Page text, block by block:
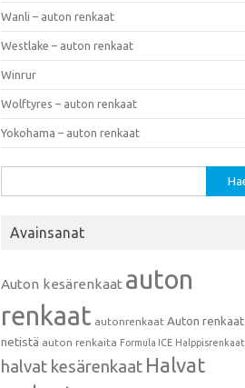
Wanli – auton renkaat
Westlake – auton renkaat
Winrur
Wolftyres – auton renkaat
Yokohama – auton renkaat
Avainsanat
Auton kesärenkaat auton
renkaat autonrenkaat Auton renkaat
netistä auton renkaita Formula ICE Halppisrenkaat
halvat kesärenkaat Halvat